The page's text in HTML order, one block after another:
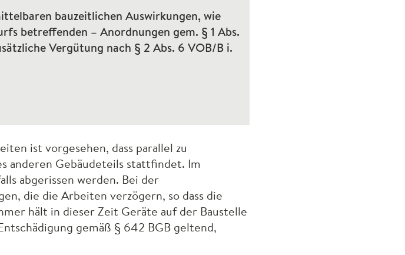
bauzeitlichen Auswirkungen, wie
betreffenden – Anordnungen gem. § 1 Abs.
Vergütung nach § 2 Abs. 6 VOB/B i.
ist vorgesehen, dass parallel zu
anderen Gebäudeteils stattfindet. Im
abgerissen werden. Bei der
die die Arbeiten verzögern, so dass die
hält in dieser Zeit Geräte auf der Baustelle
gemäß § 642 BGB geltend,